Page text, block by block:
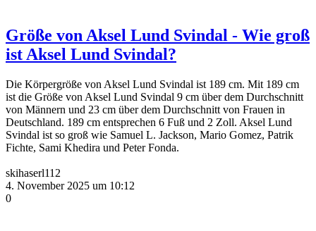
Größe von Aksel Lund Svindal - Wie groß
ist Aksel Lund Svindal?
Die Körpergröße von Aksel Lund Svindal ist 189 cm. Mit 189 cm
ist die Größe von Aksel Lund Svindal 9 cm über dem Durchschnitt
von Männern und 23 cm über dem Durchschnitt von Frauen in
Deutschland. 189 cm entsprechen 6 Fuß und 2 Zoll. Aksel Lund
Svindal ist so groß wie Samuel L. Jackson, Mario Gomez, Patrik
Fichte, Sami Khedira und Peter Fonda.
skihaserl112
4. November 2025 um 10:12
0